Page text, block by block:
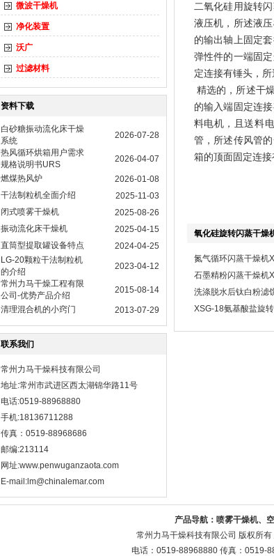
微波干燥机
净化装置
沃广
过滤材料
资料下载
白砂糖振动流化床干燥
系统
2026-07-28
热风循环烘箱用户需求
规格说明书URS
2026-04-07
燃煤热风炉
2026-01-08
干法制粒机全面介绍
2025-11-03
闭式喷雾干燥机
2025-08-26
振动流化床干燥机
2025-04-15
直筒型提取罐设备特点
2024-04-25
LG-20颗粒干法制粒机
的介绍
2023-04-12
常州力马干燥工程有限
公司-优势产品介绍
2015-08-14
清理混合机的小窍门
2013-07-29
联系我们
常州力马干燥科技有限公司
地址:常州市武进区西太湖锦华路11号
电话:0519-88968880
手机:18136711288
传真：0519-88968686
邮编:213114
网址:www.penwuganzaota.com
E-mail:lm@chinalemar.com
二氧化硅用旋转
液压机，所述液
的输出轴上固定
弹性件的一端固
定连接有锤头，
精选的，所述干
的输入端固定连
料电机，且送料
管，所述传风管
箱的顶面固定连接
氧化硅旋转闪蒸干燥
氮气循环闪蒸干燥机
石墨精粉闪蒸干燥机
洗涤脱水后钛白粉滤
XSG-18氨基酸盐旋
产品导航： 喷雾干燥机、
常州力马干燥科技有限公司 版权所有
电话：0519-88968880 传真：0519-